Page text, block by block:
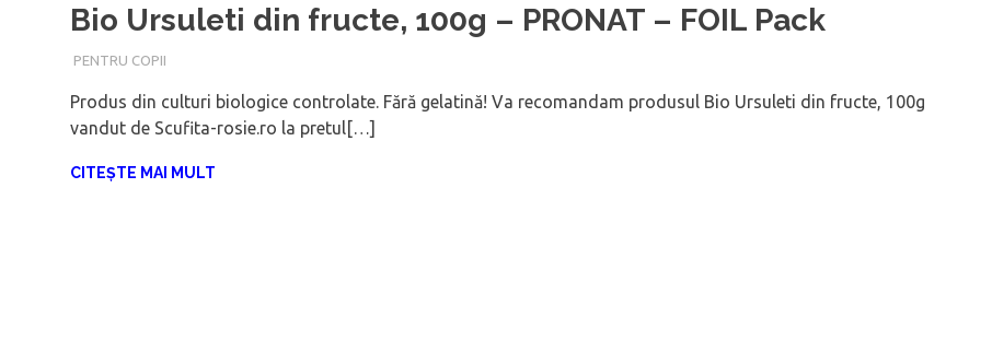
Bio Ursuleti din fructe, 100g – PRONAT – FOIL Pack
IANUARIE 9, 2018
ADMIN
PENTRU COPII
Produs din culturi biologice controlate. Fără gelatină! Va recomandam produsul Bio Ursuleti din fructe, 100g
vandut de Scufita-rosie.ro la pretul[…]
CITEȘTE MAI MULT